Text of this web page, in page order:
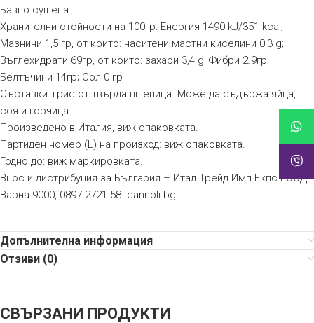
Бавно сушена.
Хранителни стойности на 100гр: Енергия 1490 kJ/351 kcal;
Мазнини 1,5 гр, от които: наситени мастни киселини 0,3 g;
Въглехидрати 69гр, от които: захари 3,4 g; Фибри 2.9гр;
Белтъчини 14гр; Сол 0 гр
Съставки: грис от твърда пшеница. Може да съдържа яйца,
соя и горчица.
Произведено в Италия, виж опаковката.
Партиден номер (L) на произход: виж опаковката.
Годно до: виж маркировката.
Внос и дистрибуция за България – Итал Трейд Имп Екпс ЕООД
Варна 9000, 0897 2721 58. cannoli.bg
Допълнителна информация
Отзиви (0)
СВЪРЗАНИ ПРОДУКТИ